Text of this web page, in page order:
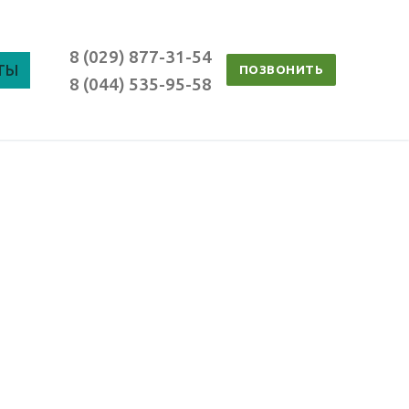
8 (029) 877-31-54
8 (044) 535-95-58
ПОЗВОНИТЬ